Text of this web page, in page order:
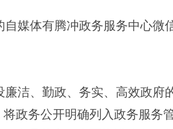
媒体有腾冲政务服务中心微
洁、勤政、务实、高效政府
政务公开明确列入政务服务